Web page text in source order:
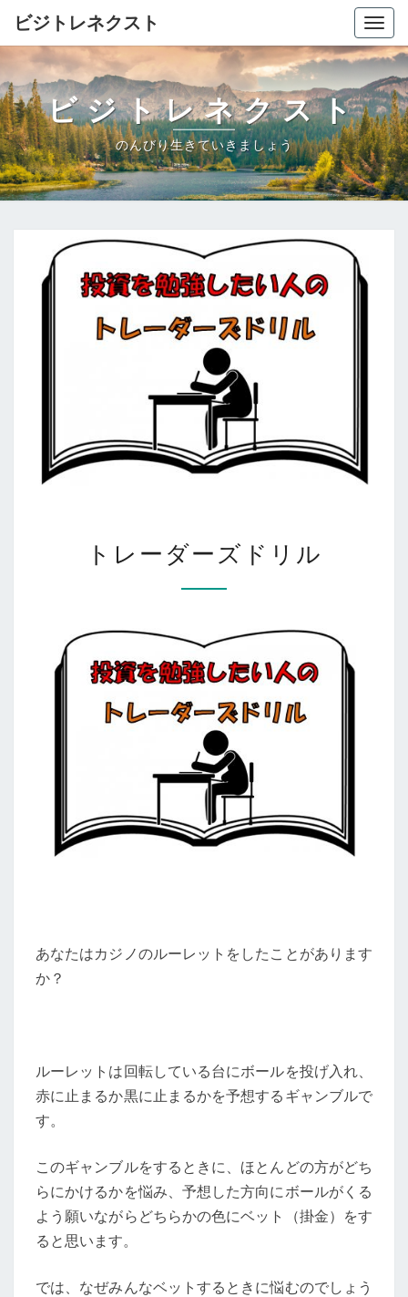
ビジトレネクスト
ビジトレネクスト
のんびり生きていきましょう
レ
ダ
ド
リ
トレーダーズドリル
あなたはカジノのルーレットをしたことがあります
か？
ルーレットは回転している台にボールを投げ入れ、
赤に止まるか黒に止まるかを予想するギャンブルで
す。
このギャンブルをするときに、ほとんどの方がどち
らにかけるかを悩み、予想した方向にボールがくる
よう願いながらどちらかの色にベット（掛金）をす
ると思います。
では、なぜみんなベットするときに悩むのでしょう